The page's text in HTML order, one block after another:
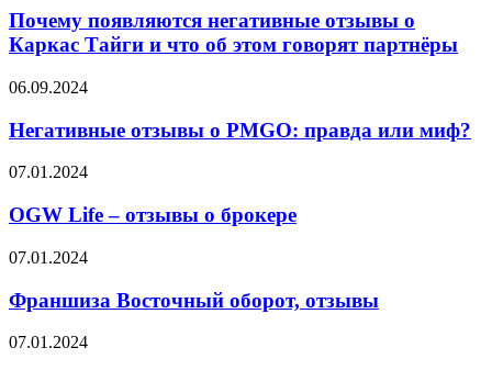
негативные
отзывы
о
Тайги
что
этом
партнёры
Почему появляются негативные отзывы о
Каркас Тайги и что об этом говорят партнёры
Негативные
о
PMGO:
правда
миф?
06.09.2024
Негативные отзывы о PMGO: правда или миф?
OGW
–
о
07.01.2024
OGW Life – отзывы о брокере
Франшиза
оборот,
отзывы
07.01.2024
Франшиза Восточный оборот, отзывы
Ares
07.01.2024